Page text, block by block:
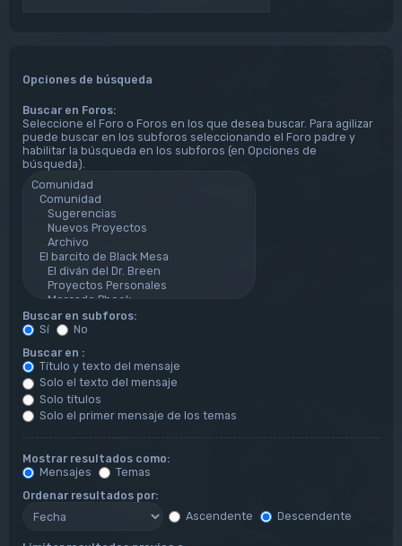
Opciones de búsqueda
Buscar en Foros:
Seleccione el Foro o Foros en los que desea buscar. Para agilizar
puede buscar en los subforos seleccionando el Foro padre y
habilitar la búsqueda en los subforos (en Opciones de
búsqueda).
Buscar en subforos:
Sí
No
Buscar en :
Título y texto del mensaje
Solo el texto del mensaje
Solo títulos
Solo el primer mensaje de los temas
Mostrar resultados como:
Mensajes
Temas
Ordenar resultados por:
Ascendente
Descendente